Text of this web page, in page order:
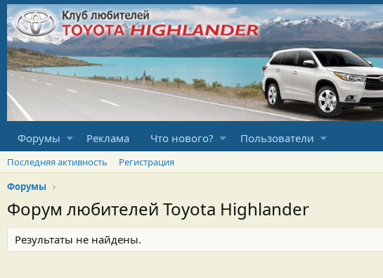
Форумы Реклама Что нового? Пользователи
Последняя активность
Регистрация
Форумы
Форум любителей Toyota Highlander
Результаты не найдены.